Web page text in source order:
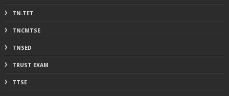
TN-TET
TNCMTSE
TNSED
TRUST EXAM
TTSE